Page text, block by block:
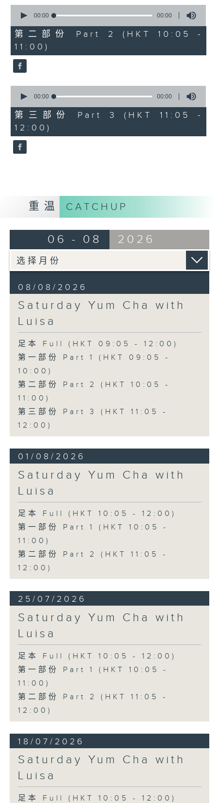
seconds
0
seconds
00:00 00:00
第二部份 Part 2 (HKT 10:05 -
11:00)
seconds
0
seconds
00:00 00:00
第三部份 Part 3 (HKT 11:05 -
12:00)
重温 CATCHUP
06 - 08 2026
08/08/2026
Saturday Yum Cha with
Luisa
足本 Full (HKT 09:05 - 12:00)
第一部份 Part 1 (HKT 09:05 -
10:00)
第二部份 Part 2 (HKT 10:05 -
11:00)
第三部份 Part 3 (HKT 11:05 -
12:00)
01/08/2026
Saturday Yum Cha with
Luisa
足本 Full (HKT 10:05 - 12:00)
第一部份 Part 1 (HKT 10:05 -
11:00)
第二部份 Part 2 (HKT 11:05 -
12:00)
25/07/2026
Saturday Yum Cha with
Luisa
足本 Full (HKT 10:05 - 12:00)
第一部份 Part 1 (HKT 10:05 -
11:00)
第二部份 Part 2 (HKT 11:05 -
12:00)
18/07/2026
Saturday Yum Cha with
Luisa
足本 Full (HKT 10:05 - 12:00)